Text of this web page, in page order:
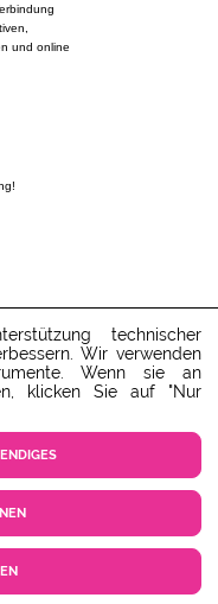
und online
IMPRESSUM
technischer
Wir verwenden
Wenn sie an
klicken Sie auf "Nur